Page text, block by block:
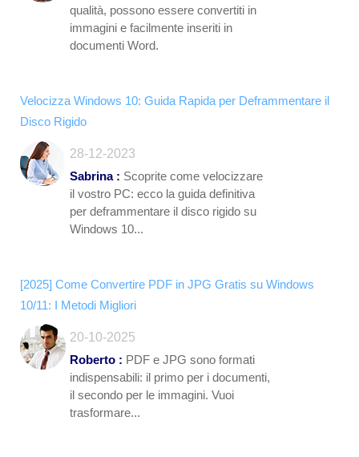
qualità, possono essere convertiti in
immagini e facilmente inseriti in
documenti Word.
Velocizza Windows 10: Guida Rapida per Deframmentare il
Disco Rigido
28-12-2023
Sabrina : Scoprite come velocizzare
il vostro PC: ecco la guida definitiva
per deframmentare il disco rigido su
Windows 10...
[2025] Come Convertire PDF in JPG Gratis su Windows
10/11: I Metodi Migliori
20-10-2025
Roberto : PDF e JPG sono formati
indispensabili: il primo per i documenti,
il secondo per le immagini. Vuoi
trasformare...